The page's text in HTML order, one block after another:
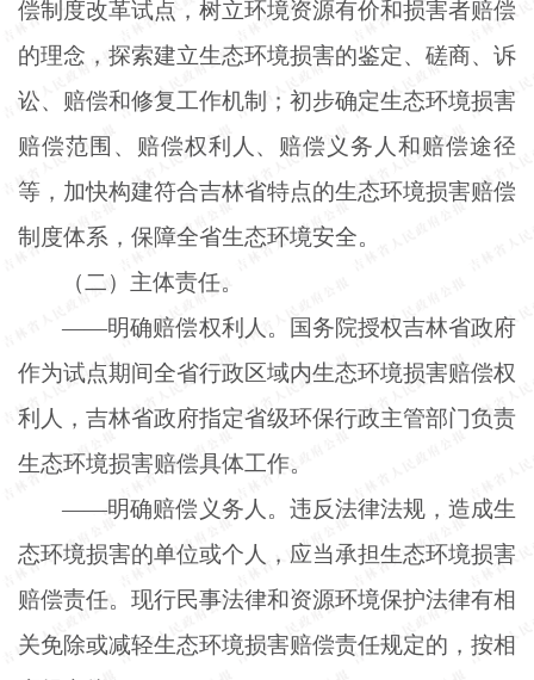
偿制度改革试点，树立环境资源有价和损害者赔偿
的理念，探索建立生态环境损害的鉴定、磋商、诉
讼、赔偿和修复工作机制；初步确定生态环境损害
赔偿范围、赔偿权利人、赔偿义务人和赔偿途径
等，加快构建符合吉林省特点的生态环境损害赔偿
制度体系，保障全省生态环境安全。
（二）主体责任。
——明确赔偿权利人。国务院授权吉林省政府
作为试点期间全省行政区域内生态环境损害赔偿权
利人，吉林省政府指定省级环保行政主管部门负责
生态环境损害赔偿具体工作。
——明确赔偿义务人。违反法律法规，造成生
态环境损害的单位或个人，应当承担生态环境损害
赔偿责任。现行民事法律和资源环境保护法律有相
关免除或减轻生态环境损害赔偿责任规定的，按相